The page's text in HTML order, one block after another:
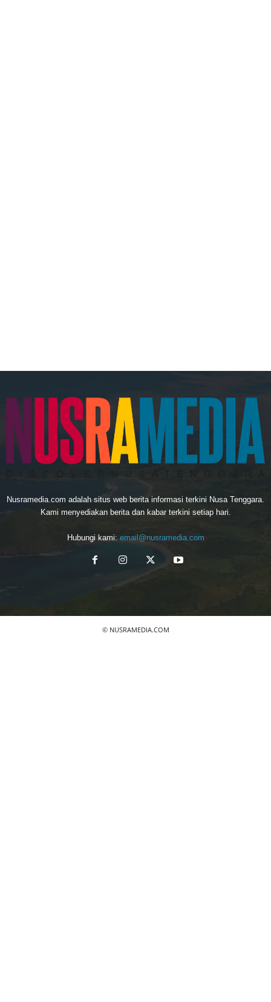
Nusramedia.com adalah situs web berita informasi terkini Nusa Tenggara.
Kami menyediakan berita dan kabar terkini setiap hari.
Hubungi kami: email@nusramedia.com
© NUSRAMEDIA.COM